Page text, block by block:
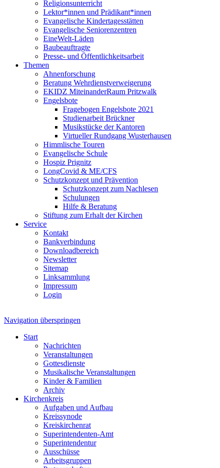
Religionsunterricht
Lektor*innen und Prädikant*innen
Evangelische Kindertagesstätten
Evangelische Seniorenzentren
EineWelt-Läden
Baubeauftragte
Presse- und Öffentlichkeitsarbeit
Themen
Ahnenforschung
Beratung Wehrdienstverweigerung
EKIDZ MiteinanderRaum Pritzwalk
Engelsbote
Fragebogen Engelsbote 2021
Studienarbeit Brückner
Musikstücke der Kantoren
Virtueller Rundgang Wusterhausen
Himmlische Touren
Evangelische Schule
Hospiz Prignitz
LongCovid & ME/CFS
Schutzkonzept und Prävention
Schutzkonzept zum Nachlesen
Schulungen
Hilfe & Beratung
Stiftung zum Erhalt der Kirchen
Service
Kontakt
Bankverbindung
Downloadbereich
Newsletter
Sitemap
Linksammlung
Impressum
Login
Navigation überspringen
Start
Nachrichten
Veranstaltungen
Gottesdienste
Musikalische Veranstaltungen
Kinder & Familien
Archiv
Kirchenkreis
Aufgaben und Aufbau
Kreissynode
Kreiskirchenrat
Superintendenten-Amt
Superintendentur
Ausschüsse
Arbeitsgruppen